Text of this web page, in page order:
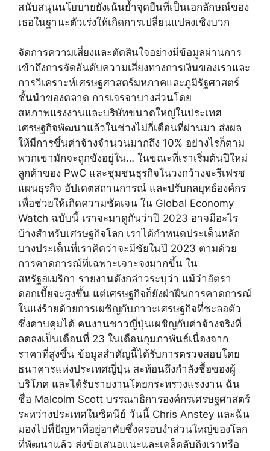
สนับสนุนนโยบายยังเน้นย้ำจุดยืนที่เป็นเอกลักษณ์ของ
เธอในฐานะตัวเร่งให้เกิดการเปลี่ยนแปลงเชิงบวก
จัดการความเสี่ยงและตัดสินใจอย่างมีข้อมูลผ่านการ
เข้าถึงการจัดอันดับความเสี่ยงทางการเงินของเราและ
การวิเคราะห์เศรษฐศาสตร์มหภาคและภูมิรัฐศาสตร์
ชั้นนำของตลาด การเจรจาบางส่วนโดย
สหภาพแรงงานและบริษัทขนาดใหญ่ในประเทศ
เศรษฐกิจพัฒนาแล้วในช่วงไม่กี่เดือนที่ผ่านมา ส่งผล
ให้มีการขึ้นค่าจ้างจำนวนมากถึง 10% อย่างไรก็ตาม
พวกเขามักจะถูกขังอยู่ใน… ในขณะที่เราเริ่มต้นปีใหม่
ลูกค้าของ PwC และชุมชนธุรกิจในวงกว้างจะรีเฟรช
แผนธุรกิจ อัปเดตสถานการณ์ และปรับกลยุทธ์องค์กร
เพื่อช่วยให้เกิดความชัดเจน ใน Global Economy
Watch ฉบับนี้ เราจะมาดูกันว่าปี 2023 อาจมีอะไร
บ้างสำหรับเศรษฐกิจโลก เราได้กำหนดประเด็นหลัก
บางประเด็นที่เราคิดว่าจะมีชัยในปี 2023 ตามด้วย
การคาดการณ์ที่เฉพาะเจาะจงมากขึ้น ใน
สหรัฐอเมริกา รายงานดังกล่าวระบุว่า แม้ว่าอัตรา
ดอกเบี้ยจะสูงขึ้น แต่เศรษฐกิจก็ยังฝ่าฝืนการคาดการณ์
ในแง่ร้ายด้วยการเผชิญกับภาวะเศรษฐกิจที่ชะลอตัว
ซึ่งควบคุมได้ คนงานชาวญี่ปุ่นเผชิญกับค่าจ้างจริงที่
ลดลงเป็นเดือนที่ 23 ในเดือนกุมภาพันธ์เนื่องจาก
ราคาที่สูงขึ้น ข้อมูลสำคัญนี้ได้รับการตรวจสอบโดย
ธนาคารแห่งประเทศญี่ปุ่น สะท้อนถึงกำลังซื้อของผู้
บริโภค และได้รับรายงานโดยกระทรวงแรงงาน ฉัน
ชื่อ Malcolm Scott บรรณาธิการองค์กรเศรษฐศาสตร์
ระหว่างประเทศในซิดนีย์ วันนี้ Chris Anstey และฉัน
มองไปที่ปัญหาที่อยู่อาศัยซึ่งครอบงำส่วนใหญ่ของโลก
ที่พัฒนาแล้ว ส่งข้อเสนอแนะและเคล็ดลับถึงเราหรือ